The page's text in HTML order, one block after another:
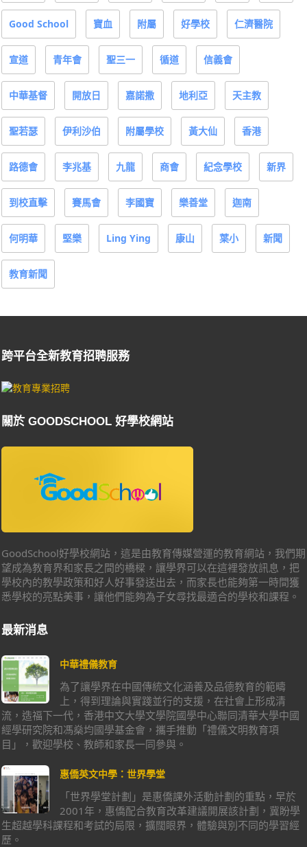
Good School 寶血 附屬 好學校 仁濟醫院
宣道 青年會 聖三一 循道 信義會
中華基督 開放日 嘉諾撒 地利亞 天主教
聖若瑟 伊利沙伯 附屬學校 黃大仙 香港
路德會 李兆基 九龍 商會 紀念學校 新界
到校直擊 賽馬會 李國寶 樂善堂 迦南
何明華 堅樂 Ling Ying 康山 葉小 新聞
教育新聞
跨平台全新教育招聘服務
關於 GOODSCHOOL 好學校網站
GoodSchool好學校網站，這是由教育傳媒營運的教育網站，我們期
望成為教育界和家長之間的橋樑，讓學界可以在這裡發放訊息，把
學校內的教學政策和好人好事發送出去，而家長也能夠第一時間獲
悉學校的亮點美事，讓他們能夠為子女尋找最適合的學校和課程。
最新消息
中華禮儀教育
為了讓學界在中國傳統文化涵養及品德教育的範疇
上，得到理論與實踐並行的支援，在社會上形成清
流，造福下一代，香港中文大學文學院國學中心聯同清華大學中國
經學研究院和馮燊均國學基金會，攜手推動「禮儀文明教育項
目」，歡迎學校、教師和家長一同參與。
惠僑英文中學：世界學堂
「世界學堂計劃」是惠僑課外活動計劃的重點，早於
2001年，惠僑配合教育改革建議開展該計劃，冀盼學
生超越學科課程和考試的局限，擴闊眼界，體驗與別不同的學習經
歷。